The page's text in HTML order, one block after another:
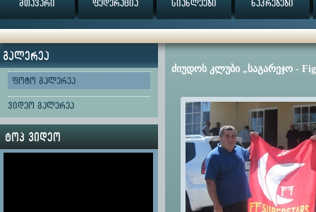
მთავარი ფედერაცია სიახლეები ნაკრებები
გალერეა
ფოტო გალერეა
ვიდეო გალერეა
ტოპ ვიდეო
ძიუდოს კლუბი „საგარეჯო -